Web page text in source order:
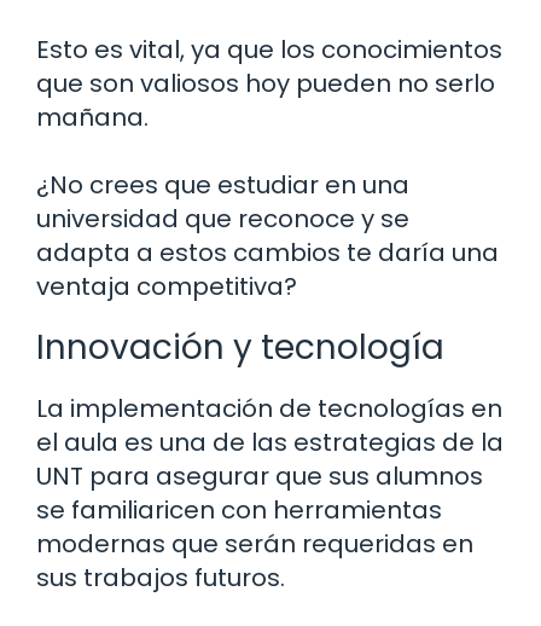
Esto es vital, ya que los conocimientos
que son valiosos hoy pueden no serlo
mañana.
¿No crees que estudiar en una
universidad que reconoce y se
adapta a estos cambios te daría una
ventaja competitiva?
Innovación y tecnología
La implementación de tecnologías en
el aula es una de las estrategias de la
UNT para asegurar que sus alumnos
se familiaricen con herramientas
modernas que serán requeridas en
sus trabajos futuros.